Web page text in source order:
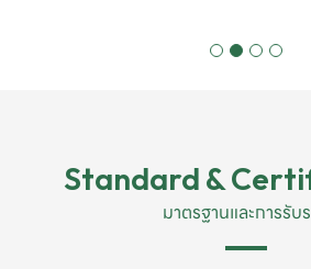
Standard &
มาตรฐานและการรับ